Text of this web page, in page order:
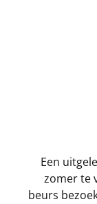
Een
zomer te
beurs